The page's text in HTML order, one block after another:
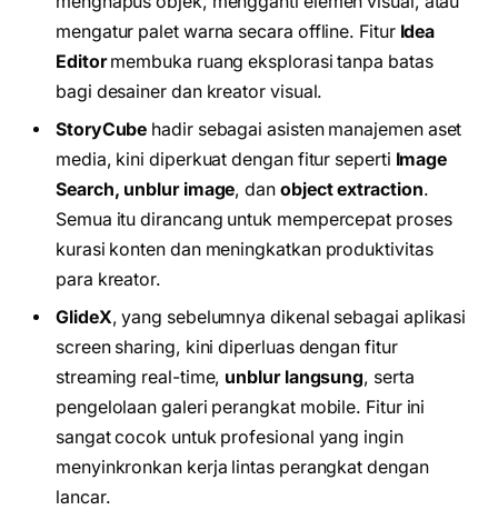
mengatur palet warna secara offline. Fitur Idea
Editormembuka ruang eksplorasi tanpa batas
bagi desainer dan kreator visual.
StoryCube hadir sebagai asisten manajemen aset
media, kini diperkuat dengan fitur seperti Image
Search, unblur image, dan object extraction.
Semua itu dirancang untuk mempercepat proses
kurasi konten dan meningkatkan produktivitas
para kreator.
GlideX, yang sebelumnya dikenal sebagai aplikasi
screen sharing, kini diperluas dengan fitur
streaming real-time, unblur langsung, serta
pengelolaan galeri perangkat mobile. Fitur ini
sangat cocok untuk profesional yang ingin
menyinkronkan kerja lintas perangkat dengan
lancar.